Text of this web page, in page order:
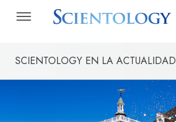
SCIENTOLOGY EN LA ACTUALIDAD